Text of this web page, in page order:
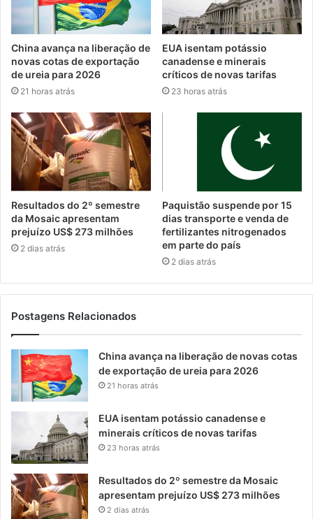
China avança na liberação de
novas cotas de exportação
de ureia para 2026
21 horas atrás
EUA isentam potássio
canadense e minerais
críticos de novas tarifas
23 horas atrás
Resultados do 2º semestre
da Mosaic apresentam
prejuízo US$ 273 milhões
2 dias atrás
Paquistão suspende por 15
dias transporte e venda de
fertilizantes nitrogenados
em parte do país
2 dias atrás
Postagens Relacionados
China avança na liberação de novas cotas
de exportação de ureia para 2026
21 horas atrás
EUA isentam potássio canadense e
minerais críticos de novas tarifas
23 horas atrás
Resultados do 2º semestre da Mosaic
apresentam prejuízo US$ 273 milhões
2 dias atrás